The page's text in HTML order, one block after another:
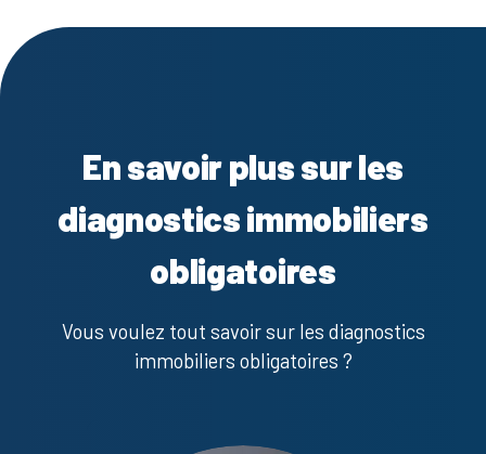
En savoir plus sur les
diagnostics immobiliers
obligatoires
Vous voulez tout savoir sur les diagnostics
immobiliers obligatoires ?